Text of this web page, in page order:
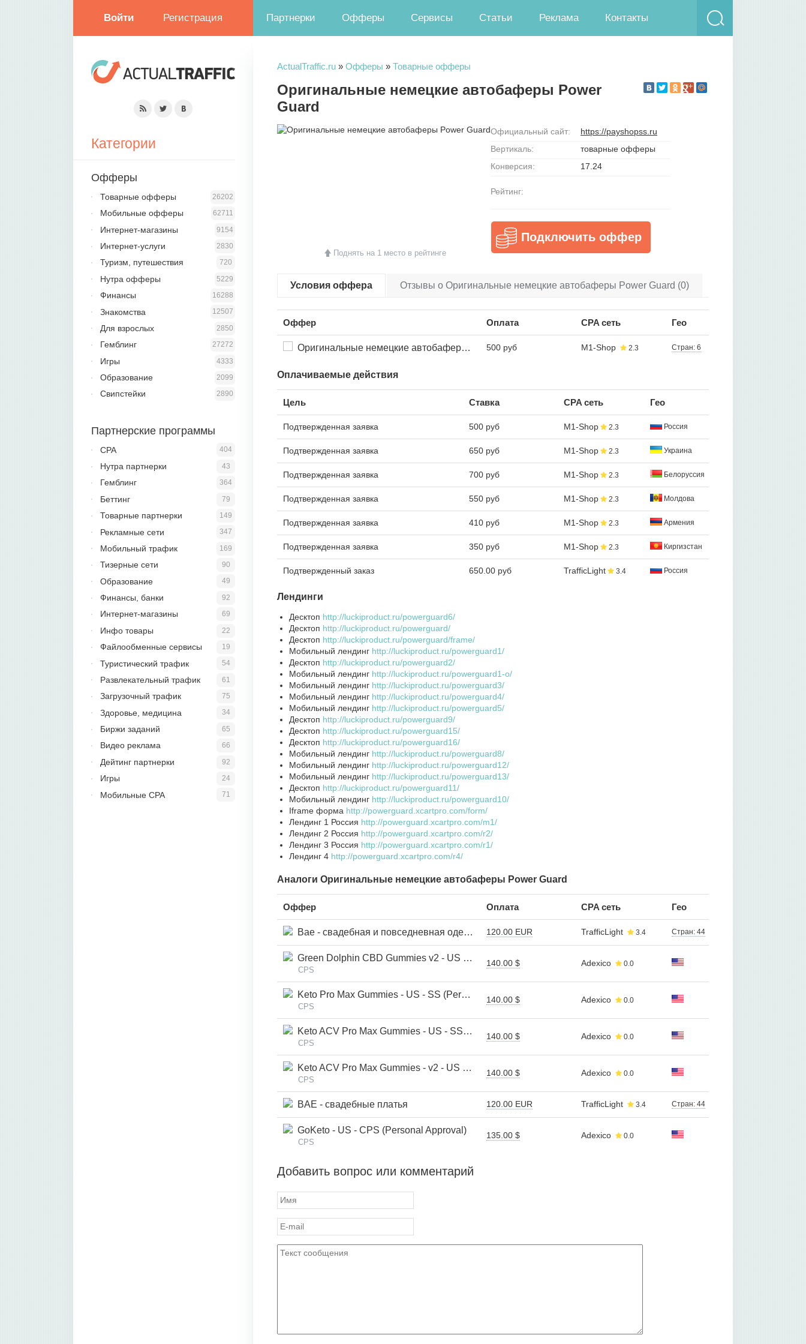
Войти Регистрация Партнерки Офферы Сервисы Статьи Реклама Контакты
ActualTraffic.ru » Офферы » Товарные офферы
Оригинальные немецкие автобаферы Power
Guard
Поднять на 1 место в рейтинге
Официальный сайт:
https://payshopss.ru
Вертикаль:
товарные офферы
Конверсия:
17.24
Рейтинг:
Подключить оффер
Условия оффера Отзывы о Оригинальные немецкие автобаферы Power Guard (0)
Оффер Оплата CPA сеть Гео
Оригинальные немецкие автобаферы Power Guard (790р.) 500 руб M1-Shop 2.3 Стран: 6
Оплачиваемые действия
Цель Ставка CPA сеть Гео
Подтвержденная заявка 500 руб M1-Shop 2.3 Россия
Подтвержденная заявка 650 руб M1-Shop 2.3 Украина
Подтвержденная заявка 700 руб M1-Shop 2.3 Белоруссия
Подтвержденная заявка 550 руб M1-Shop 2.3 Молдова
Подтвержденная заявка 410 руб M1-Shop 2.3 Армения
Подтвержденная заявка 350 руб M1-Shop 2.3 Киргизстан
Подтвержденный заказ 650.00 руб TrafficLight 3.4 Россия
Лендинги
Десктоп http://luckiproduct.ru/powerguard6/
Десктоп http://luckiproduct.ru/powerguard/
Десктоп http://luckiproduct.ru/powerguard/frame/
Мобильный лендинг http://luckiproduct.ru/powerguard1/
Десктоп http://luckiproduct.ru/powerguard2/
Мобильный лендинг http://luckiproduct.ru/powerguard1-o/
Мобильный лендинг http://luckiproduct.ru/powerguard3/
Мобильный лендинг http://luckiproduct.ru/powerguard4/
Мобильный лендинг http://luckiproduct.ru/powerguard5/
Десктоп http://luckiproduct.ru/powerguard9/
Десктоп http://luckiproduct.ru/powerguard15/
Десктоп http://luckiproduct.ru/powerguard16/
Мобильный лендинг http://luckiproduct.ru/powerguard8/
Мобильный лендинг http://luckiproduct.ru/powerguard12/
Мобильный лендинг http://luckiproduct.ru/powerguard13/
Десктоп http://luckiproduct.ru/powerguard11/
Мобильный лендинг http://luckiproduct.ru/powerguard10/
Iframe форма http://powerguard.xcartpro.com/form/
Лендинг 1 Россия http://powerguard.xcartpro.com/m1/
Лендинг 2 Россия http://powerguard.xcartpro.com/r2/
Лендинг 3 Россия http://powerguard.xcartpro.com/r1/
Лендинг 4 http://powerguard.xcartpro.com/r4/
Аналоги Оригинальные немецкие автобаферы Power Guard
Оффер Оплата CPA сеть Гео
Bae - свадебная и повседневная одежда 120.00 EUR TrafficLight 3.4 Стран: 44
Green Dolphin CBD Gummies v2 - US - SS (Personal Approval)
CPS
140.00 $ Adexico 0.0
Keto Pro Max Gummies - US - SS (Personal Approval)
CPS
140.00 $ Adexico 0.0
Keto ACV Pro Max Gummies - US - SS (Personal Approval)
CPS
140.00 $ Adexico 0.0
Keto ACV Pro Max Gummies - v2 - US - SS (Personal Approval)
CPS
140.00 $ Adexico 0.0
BAE - свадебные платья 120.00 EUR TrafficLight 3.4 Стран: 44
GoKeto - US - CPS (Personal Approval)
CPS
135.00 $ Adexico 0.0
Добавить вопрос или комментарий
Категории
Офферы
26202
Товарные офферы
62711
Мобильные офферы
9154
Интернет-магазины
2830
Интернет-услуги
720
Туризм, путешествия
5229
Нутра офферы
16288
Финансы
12507
Знакомства
2850
Для взрослых
27272
Гемблинг
4333
Игры
2099
Образование
2890
Свипстейки
Партнерские программы
404
CPA
43
Нутра партнерки
364
Гемблинг
79
Беттинг
149
Товарные партнерки
347
Рекламные сети
169
Мобильный трафик
90
Тизерные сети
49
Образование
92
Финансы, банки
69
Интернет-магазины
22
Инфо товары
19
Файлообменные сервисы
54
Туристический трафик
61
Развлекательный трафик
75
Загрузочный трафик
34
Здоровье, медицина
65
Биржи заданий
66
Видео реклама
92
Дейтинг партнерки
24
Игры
71
Мобильные CPA